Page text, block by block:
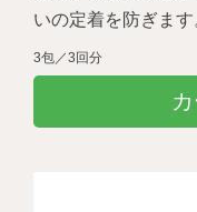
いの定着を防ぎま
3包／3回分